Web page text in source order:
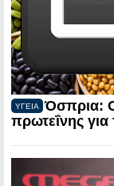
ΥΓΕΙΑ
Όσπρια:
πρωτεΐνης